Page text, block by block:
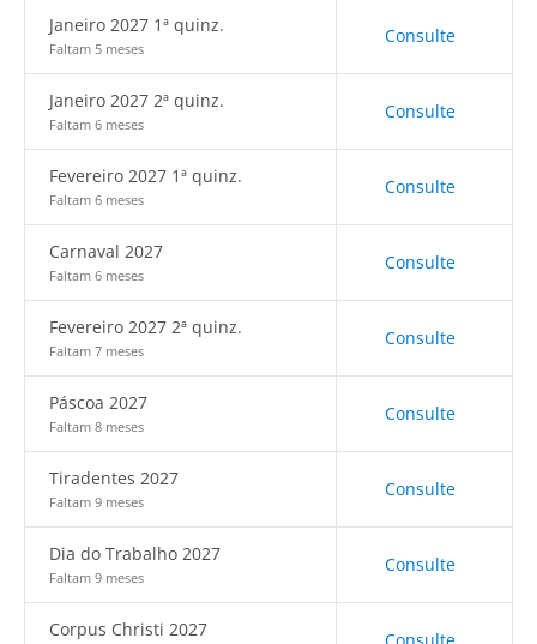
Janeiro 2027 1ª quinz.
Faltam 5 meses
Consulte
Janeiro 2027 2ª quinz.
Faltam 6 meses
Consulte
Fevereiro 2027 1ª quinz.
Faltam 6 meses
Consulte
Carnaval 2027
Faltam 6 meses
Consulte
Fevereiro 2027 2ª quinz.
Faltam 7 meses
Consulte
Páscoa 2027
Faltam 8 meses
Consulte
Tiradentes 2027
Faltam 9 meses
Consulte
Dia do Trabalho 2027
Faltam 9 meses
Consulte
Corpus Christi 2027